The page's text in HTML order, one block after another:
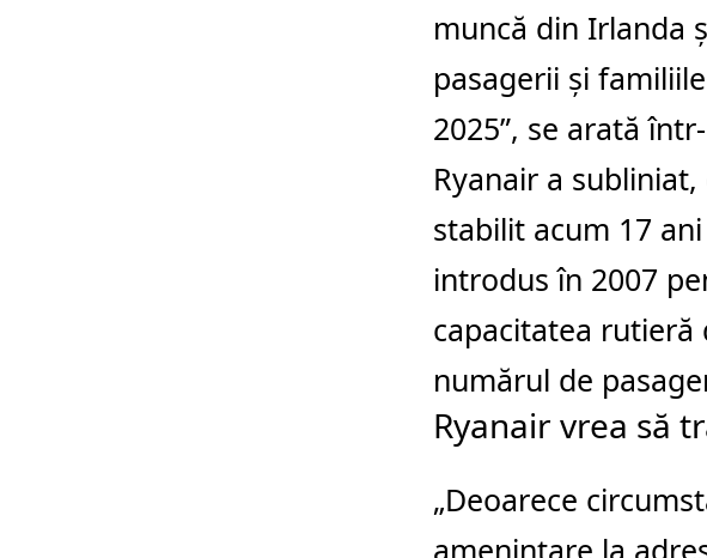
muncă din Irlanda
pasagerii și
2025”, se arată
Ryanair a
stabilit acum 17
introdus în 2007
capacitatea
numărul de
Ryanair vrea să
„Deoarece
amenințare la